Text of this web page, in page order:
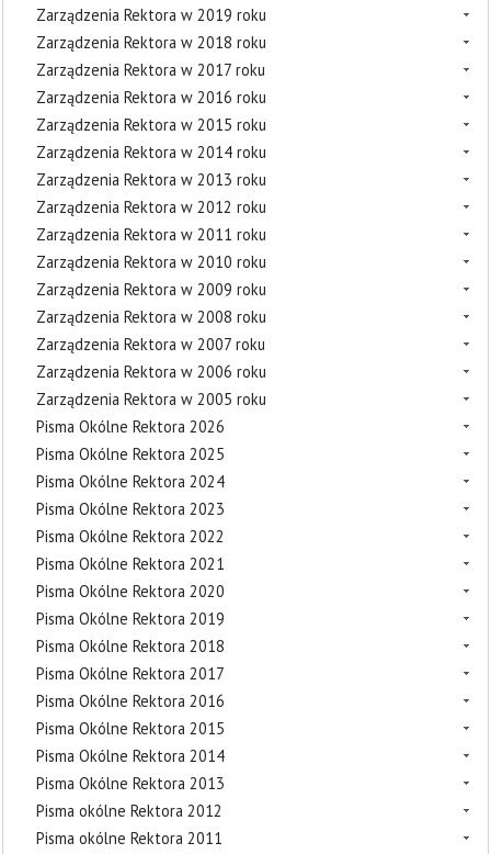
Zarządzenia Rektora w 2019 roku
Zarządzenia Rektora w 2018 roku
Zarządzenia Rektora w 2017 roku
Zarządzenia Rektora w 2016 roku
Zarządzenia Rektora w 2015 roku
Zarządzenia Rektora w 2014 roku
Zarządzenia Rektora w 2013 roku
Zarządzenia Rektora w 2012 roku
Zarządzenia Rektora w 2011 roku
Zarządzenia Rektora w 2010 roku
Zarządzenia Rektora w 2009 roku
Zarządzenia Rektora w 2008 roku
Zarządzenia Rektora w 2007 roku
Zarządzenia Rektora w 2006 roku
Zarządzenia Rektora w 2005 roku
Pisma Okólne Rektora 2026
Pisma Okólne Rektora 2025
Pisma Okólne Rektora 2024
Pisma Okólne Rektora 2023
Pisma Okólne Rektora 2022
Pisma Okólne Rektora 2021
Pisma Okólne Rektora 2020
Pisma Okólne Rektora 2019
Pisma Okólne Rektora 2018
Pisma Okólne Rektora 2017
Pisma Okólne Rektora 2016
Pisma Okólne Rektora 2015
Pisma Okólne Rektora 2014
Pisma Okólne Rektora 2013
Pisma okólne Rektora 2012
Pisma okólne Rektora 2011